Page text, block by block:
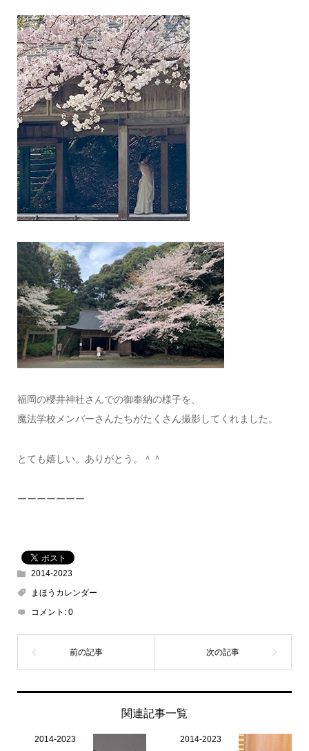
福岡の櫻井神社さんでの御奉納の様子を、
魔法学校メンバーさんたちがたくさん撮影してくれました。
とても嬉しい。ありがとう。＾＾
ーーーーーーー
2014-2023
まほうカレンダー
コメント: 0
関連記事一覧
2014-2023 2014-2023